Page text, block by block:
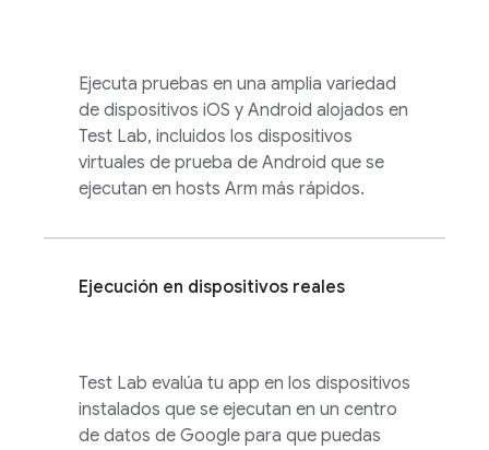
Ejecuta pruebas en una amplia variedad
de dispositivos iOS y Android alojados en
Test Lab, incluidos los dispositivos
virtuales de prueba de Android que se
ejecutan en hosts Arm más rápidos.
Ejecución en dispositivos reales
Test Lab evalúa tu app en los dispositivos
instalados que se ejecutan en un centro
de datos de Google para que puedas